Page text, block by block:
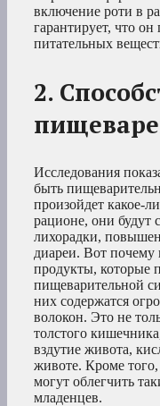
включение роти в
гарантирует, что он
питательных
2.
Исследования
быть
произойдет какое-
рационе, они будут
лихорадки,
диареи. Вот
продукты, которые
пищеварительной
них содержатся
волокон. Это не
толстого
вздутие живота,
животе. Кроме
могут облегчить
младенцев.